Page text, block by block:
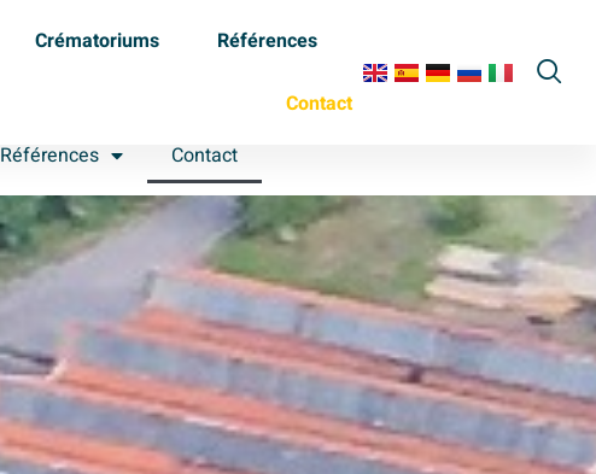
Crématoriums Références
Contact
Références Contact